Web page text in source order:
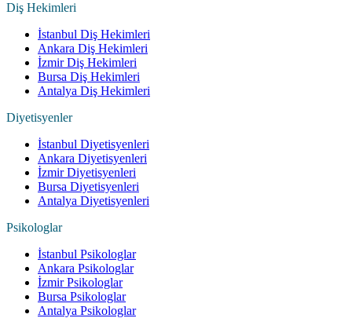
Diş Hekimleri
İstanbul Diş Hekimleri
Ankara Diş Hekimleri
İzmir Diş Hekimleri
Bursa Diş Hekimleri
Antalya Diş Hekimleri
Diyetisyenler
İstanbul Diyetisyenleri
Ankara Diyetisyenleri
İzmir Diyetisyenleri
Bursa Diyetisyenleri
Antalya Diyetisyenleri
Psikologlar
İstanbul Psikologlar
Ankara Psikologlar
İzmir Psikologlar
Bursa Psikologlar
Antalya Psikologlar